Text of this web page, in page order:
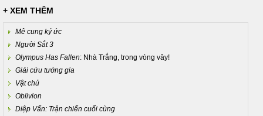
+ XEM THÊM
Mê cung ký ức
Người Sắt 3
Olympus Has Fallen: Nhà Trắng, trong vòng vây!
Giải cứu tướng gia
Vật chủ
Oblivion
Diệp Vấn: Trận chiến cuối cùng